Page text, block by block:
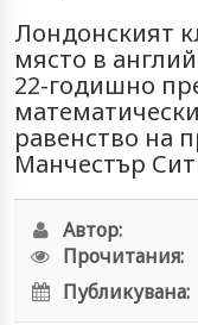
Лондонският
място в
22-годишно
равенство на
Манчестър
Автор:
Прочитания:
Публикувана: